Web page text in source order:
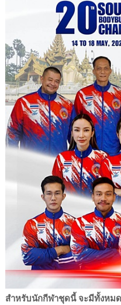
สำหรับนักกีฬาชุดนี้ จะมีทั้งหม